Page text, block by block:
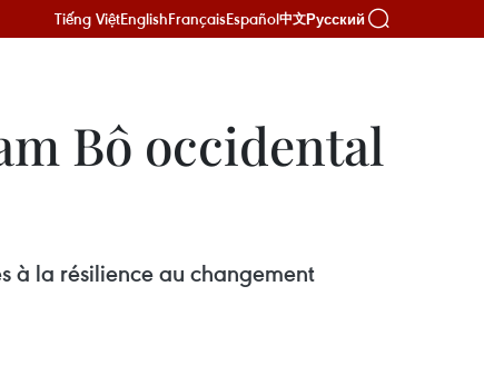
Tiếng ViệtEnglishFrançaisEspañol中文Русский
Bô occidental
à la résilience au changement